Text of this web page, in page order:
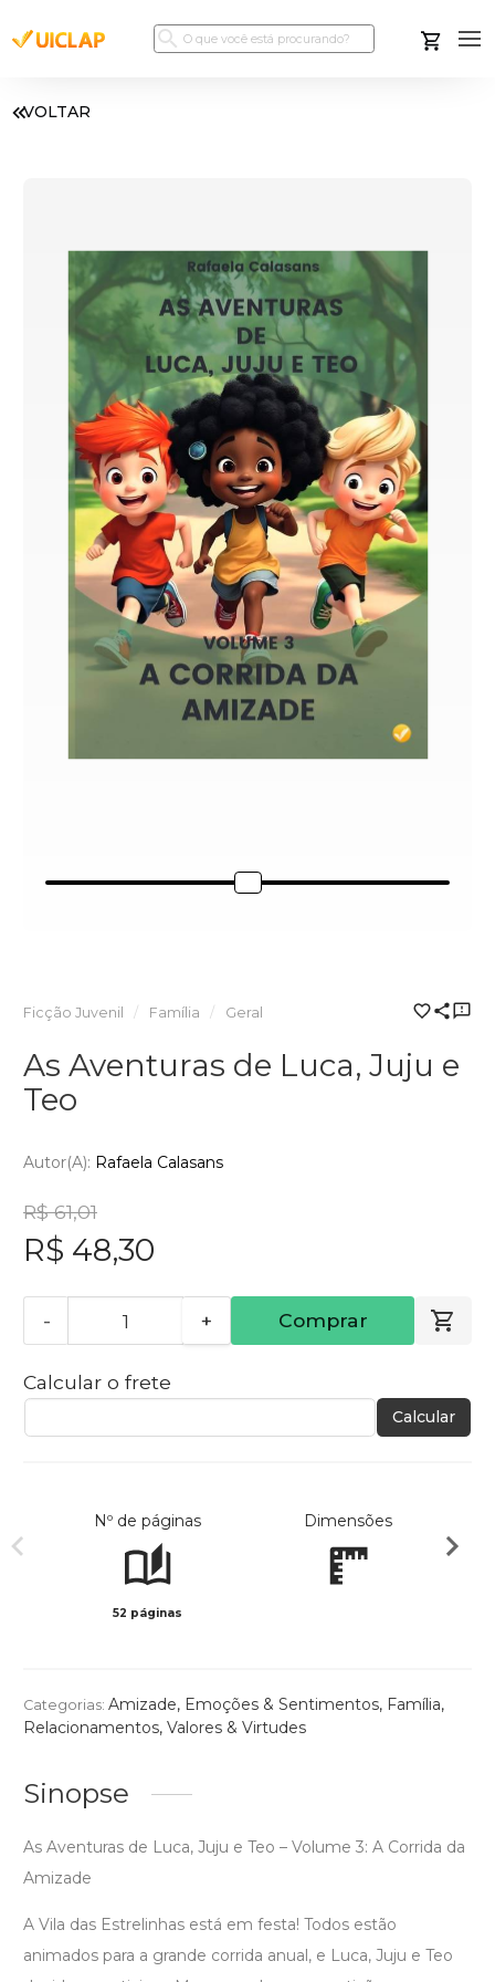
VOLTAR
Ficção Juvenil Família Geral
As Aventuras de Luca, Juju e
Teo
Autor(a): Rafaela Calasans
R$ 61,01
R$ 48,30
- + Comprar
Calcular o frete
Calcular
Nº de páginas
52 páginas
Dimensões
Categorias: Amizade, Emoções & Sentimentos, Família,
Relacionamentos, Valores & Virtudes
Sinopse
As Aventuras de Luca, Juju e Teo – Volume 3: A Corrida da
Amizade
A Vila das Estrelinhas está em festa! Todos estão
animados para a grande corrida anual, e Luca, Juju e Teo